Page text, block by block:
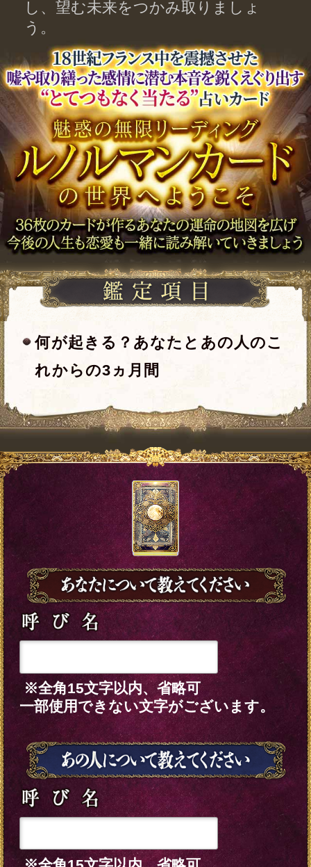
何が起きる？あなたとあの人のこ
れからの3ヵ月間
※全角15文字以内、省略可
一部使用できない文字がございます。
※全角15文字以内、省略可
一部使用できない文字がございます。
入力した情報を記録しますか？
※このメニューは無料でご利用い
ただけます。
テレシスネットワーク株式会社は、ご入力
いただいた情報を、占いサービスを提供す
るためにのみ使用し、情報の蓄積を行った
（外部サイト）」に同意の上、必要事項を
ご入力ください。
動作環境
この占い番組は、次の環境でご利用
ください。
＜OS＞
Android 5.0以降
OSに標準搭載されているブラウ